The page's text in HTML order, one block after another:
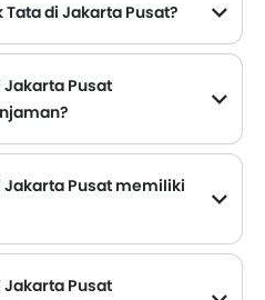
di Jakarta Pusat?
Jakarta Pusat
Jakarta Pusat memiliki
Jakarta Pusat